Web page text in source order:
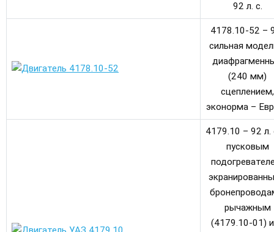
92 л. с.
4178.10-52 –
сильная
(240 мм)
сцеплением,
эконорма –
4179.10 – 92 л.
пусковым
рычажным
(4179.10-01)